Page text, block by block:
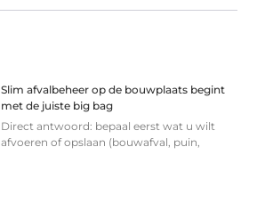
Slim afvalbeheer op de bouwplaats begint
met de juiste big bag
Direct antwoord: bepaal eerst wat u wilt
afvoeren of opslaan (bouwafval, puin,